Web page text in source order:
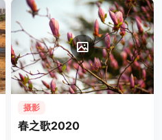
摄影
春之歌2020